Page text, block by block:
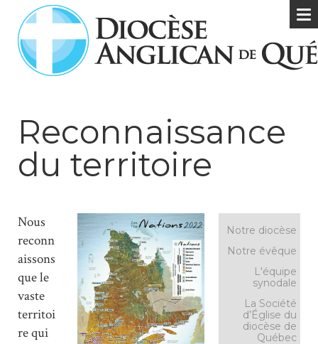
Reconnaissance
du territoire
Notre diocèse
Notre évêque
L'équipe
synodale
La Société
d’Église du
diocèse de
Québec
Nous
reconn
aissons
que le
vaste
territoi
re qui